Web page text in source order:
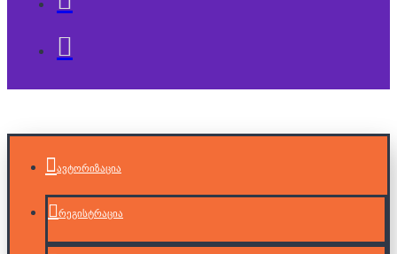
ავტორიზაცია
რეგისტრაცია